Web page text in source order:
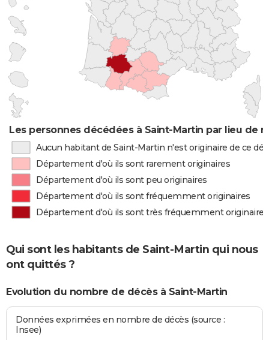
Les personnes décédées à Saint-Martin par lieu de
Aucun habitant de Saint-Martin n'est originaire de ce
Département d'où ils sont rarement originaires
Département d'où ils sont peu originaires
Département d'où ils sont fréquemment originaires
Département d'où ils sont très fréquemment originaires
Qui sont les habitants de Saint-Martin qui nous
ont quittés ?
Evolution du nombre de décès à Saint-Martin
Données exprimées en nombre de décès (source :
Insee)